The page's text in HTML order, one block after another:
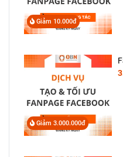
Giảm 10.000đ
Giảm 3.000.000đ